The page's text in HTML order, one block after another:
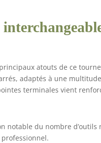
atouts de ce
adaptés à une
terminales vient
notable du nombre